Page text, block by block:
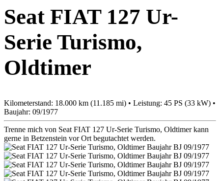
Seat FIAT 127 Ur-
Serie Turismo,
Oldtimer
Kilometerstand: 18.000 km (11.185 mi) • Leistung: 45 PS (33 kW) •
Baujahr: 09/1977
Trenne mich von Seat FIAT 127 Ur-Serie Turismo, Oldtimer kann
gerne in Betzenstein vor Ort begutachtet werden.